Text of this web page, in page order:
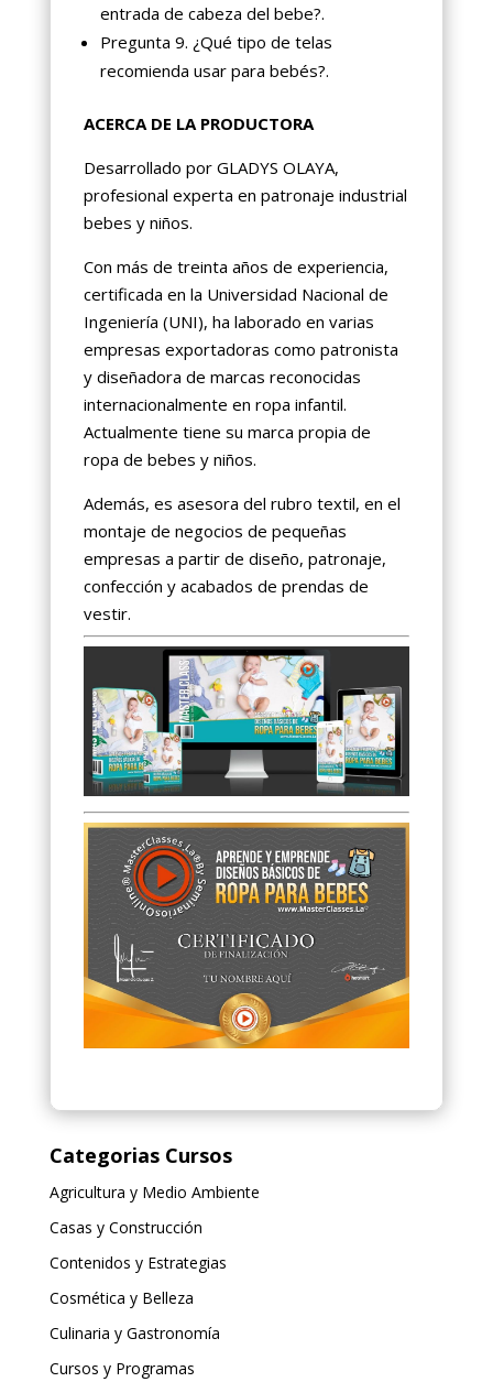
entrada de cabeza del bebe?.
Pregunta 9. ¿Qué tipo de telas
recomienda usar para bebés?.
ACERCA DE LA PRODUCTORA
Desarrollado por GLADYS OLAYA,
profesional experta en patronaje industrial
bebes y niños.
Con más de treinta años de experiencia,
certificada en la Universidad Nacional de
Ingeniería (UNI), ha laborado en varias
empresas exportadoras como patronista
y diseñadora de marcas reconocidas
internacionalmente en ropa infantil.
Actualmente tiene su marca propia de
ropa de bebes y niños.
Además, es asesora del rubro textil, en el
montaje de negocios de pequeñas
empresas a partir de diseño, patronaje,
confección y acabados de prendas de
vestir.
Categorias Cursos
Agricultura y Medio Ambiente
Casas y Construcción
Contenidos y Estrategias
Cosmética y Belleza
Culinaria y Gastronomía
Cursos y Programas